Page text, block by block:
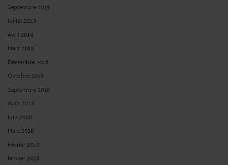
Septembre 2019
Juillet 2019
Avril 2019
Mars 2019
Décembre 2018
Octobre 2018
Septembre 2018
Août 2018
Juin 2018
Mars 2018
Février 2018
Janvier 2018